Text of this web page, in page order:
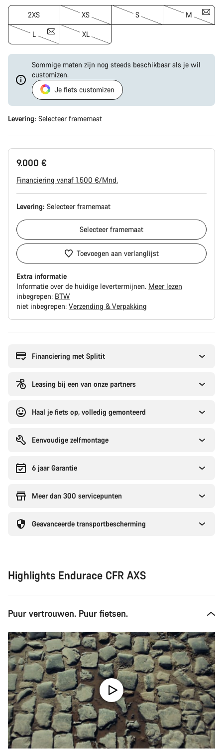
2XS XS S M
L XL
Sommige maten zijn nog steeds beschikbaar als je wil
customizen.
Je fiets customizen
Levering: Selecteerframemaat
9.000 €
Financiering vanaf 1.500 €/Mnd.
Levering: Selecteerframemaat
Selecteerframemaat
Toevoegen aan verlanglijst
Extra informatie
Informatie over de huidige levertermijnen. Meer lezen
inbegrepen: BTW
niet inbegrepen: Verzending & Verpakking
Financiering met Splitit
Leasing bij een van onze partners
Haal je fiets op, volledig gemonteerd
Eenvoudige zelfmontage
6 jaar Garantie
Meer dan 300 servicepunten
Geavanceerde transportbescherming
Highlights Endurace CFR AXS
Puur vertrouwen. Puur fietsen.